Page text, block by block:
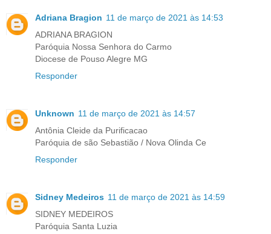
Adriana Bragion 11 de março de 2021 às 14:53
ADRIANA BRAGION
Paróquia Nossa Senhora do Carmo
Diocese de Pouso Alegre MG
Responder
Unknown 11 de março de 2021 às 14:57
Antônia Cleide da Purificacao
Paróquia de são Sebastião / Nova Olinda Ce
Responder
Sidney Medeiros 11 de março de 2021 às 14:59
SIDNEY MEDEIROS
Paróquia Santa Luzia